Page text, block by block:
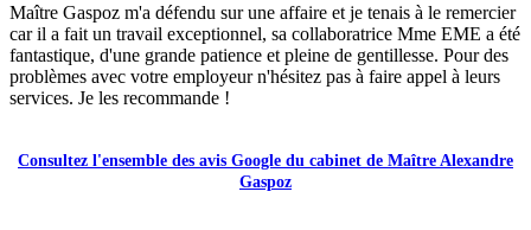
Maître Gaspoz m'a défendu sur une affaire et je tenais à le remercier
car il a fait un travail exceptionnel, sa collaboratrice Mme EME a été
fantastique, d'une grande patience et pleine de gentillesse. Pour des
problèmes avec votre employeur n'hésitez pas à faire appel à leurs
services. Je les recommande !
Consultez l'ensemble des avis Google du cabinet de Maître Alexandre
Gaspoz